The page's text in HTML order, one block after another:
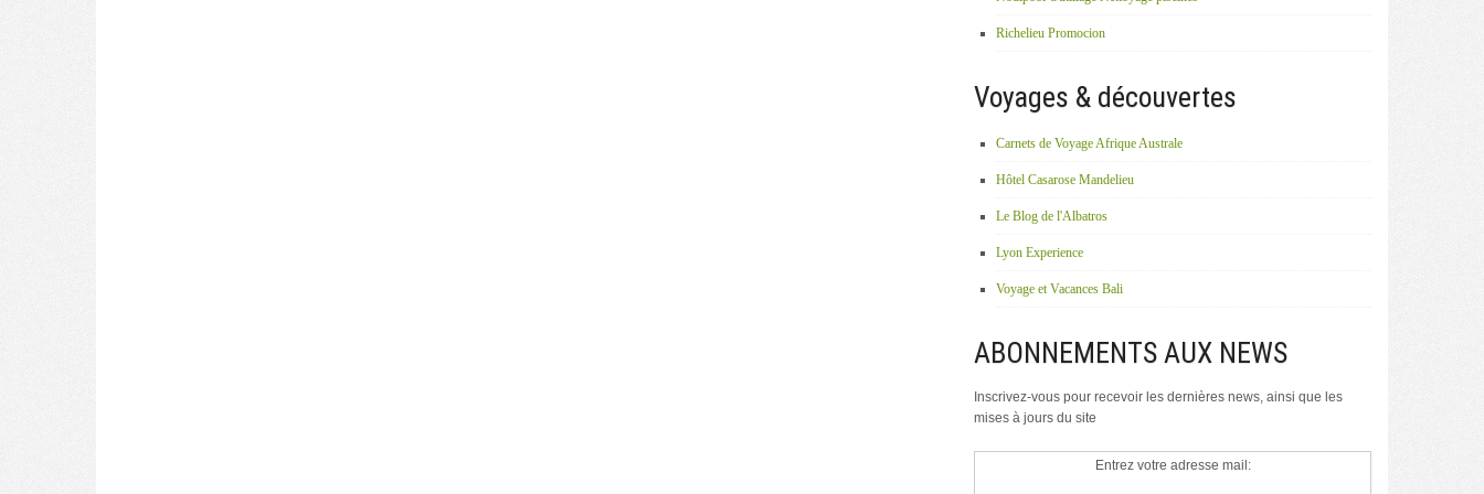
Richelieu Promocion
Voyages & découvertes
Carnets de Voyage Afrique Australe
Hôtel Casarose Mandelieu
Le Blog de l'Albatros
Lyon Experience
Voyage et Vacances Bali
ABONNEMENTS AUX NEWS
Inscrivez-vous pour recevoir les dernières news, ainsi que les
mises à jours du site
Entrez votre adresse mail: